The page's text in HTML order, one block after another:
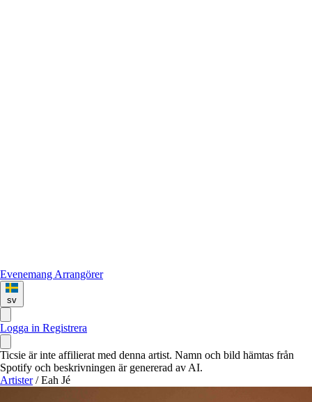
Evenemang Arrangörer
sv
Logga in Registrera
Ticsie är inte affilierat med denna artist. Namn och bild hämtas från
Spotify och beskrivningen är genererad av AI.
Artister / Eah Jé